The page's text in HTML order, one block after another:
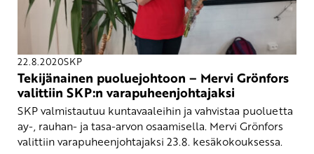
22.8.2020SKP
Tekijänainen puoluejohtoon – Mervi Grönfors
valittiin SKP:n varapuheenjohtajaksi
SKP valmistautuu kuntavaaleihin ja vahvistaa puoluetta
ay-, rauhan- ja tasa-arvon osaamisella. Mervi Grönfors
valittiin varapuheenjohtajaksi 23.8. kesäkokouksessa.